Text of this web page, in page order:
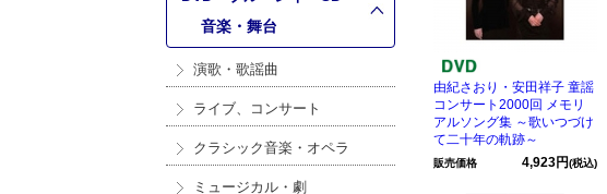
音楽・舞台
演歌・歌謡曲
ライブ、コンサート
クラシック音楽・オペラ
ミュージカル・劇
由紀さおり・安田祥子 童謡
コンサート2000回 メモリ
アルソング集 ～歌いつづけ
て二十年の軌跡～
販売価格 4,923円(税込)